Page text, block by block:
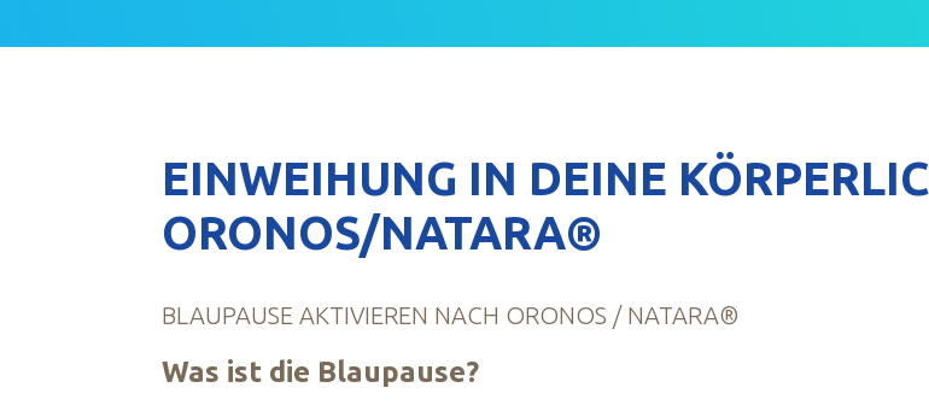
EINWEIHUNG IN DEINE
ORONOS/NATARA®
BLAUPAUSE AKTIVIEREN NACH ORONOS / NATARA®
Was ist die Blaupause?